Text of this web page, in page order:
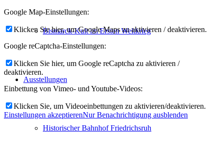
Bismarck-Kult im Ersten Weltkrieg
Ausstellungen
Historischer Bahnhof Friedrichsruh
Google Map-Einstellungen:
Klicken Sie hier, um Google Maps zu aktivieren / deaktivieren.
Google reCaptcha-Einstellungen:
Klicken Sie hier, um Google reCaptcha zu aktivieren /
deaktivieren.
Einbettung von Vimeo- und Youtube-Videos:
Klicken Sie, um Videoeinbettungen zu aktivieren/deaktivieren.
Einstellungen akzeptierenNur Benachrichtigung ausblenden